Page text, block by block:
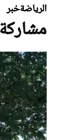
الرياضةخبر
مشاركة 6 رياضيين أفغان في طواف